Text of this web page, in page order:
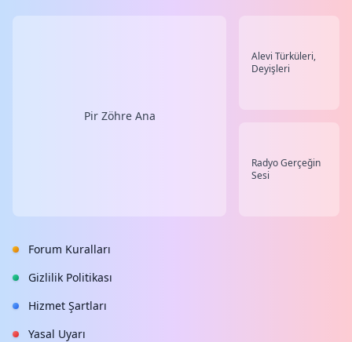
Pir Zöhre Ana
Alevi Türküleri,
Deyişleri
Radyo Gerçeğin
Sesi
Forum Kuralları
Gizlilik Politikası
Hizmet Şartları
Yasal Uyarı